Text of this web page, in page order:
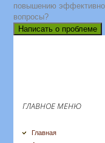
повышению
вопросы?
Написать о проблеме
ГЛАВНОЕ МЕНЮ
Главная